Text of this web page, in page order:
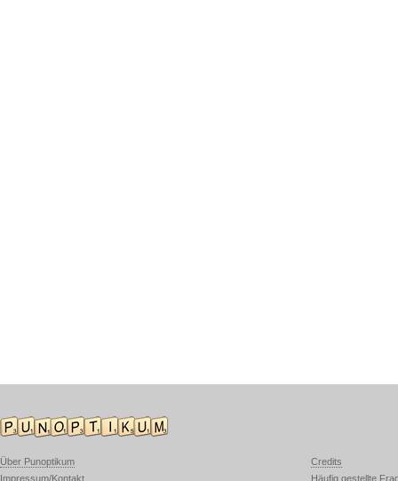
Über Punoptikum
Impressum/Kontakt
Credits
Häufig gestellte